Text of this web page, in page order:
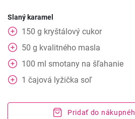
Slaný karamel
150 g kryštálový cukor
50 g kvalitného masla
100 ml smotany na šľahanie
1 čajová lyžička soľ
Pridať do